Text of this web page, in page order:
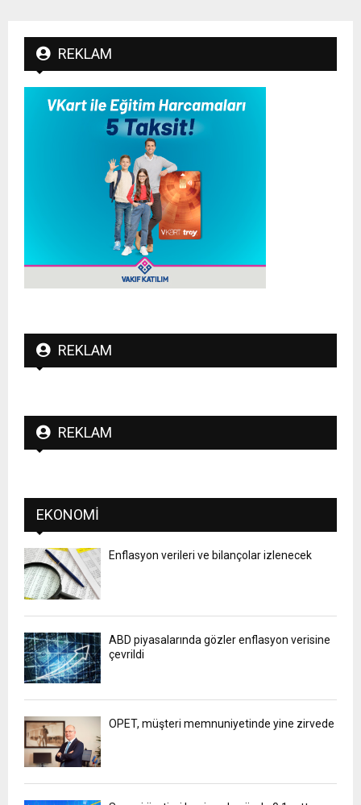
REKLAM
REKLAM
REKLAM
EKONOMI
Enflasyon verileri ve bilançolar izlenecek
ABD piyasalarında gözler enflasyon verisine
çevrildi
OPET, müşteri memnuniyetinde yine zirvede